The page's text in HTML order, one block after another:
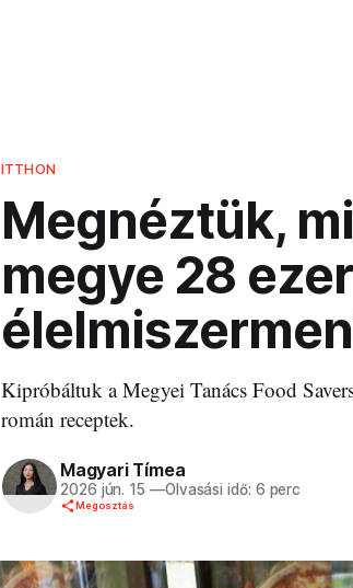
ITTHON
Megnéztük,
megye 28
Kipróbáltuk a Megyei Tanács Food
román receptek.
Magyari Tímea
2026 jún. 15 —Olvasási idő: 6 perc
Megosztás